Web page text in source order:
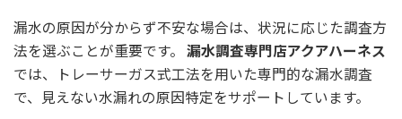
漏水の原因が分からず不安な場合は、状況に応じた調査方
法を選ぶことが重要です。 漏水調査専門店アクアハーネス
では、トレーサーガス式工法を用いた専門的な漏水調査
で、見えない水漏れの原因特定をサポートしています。